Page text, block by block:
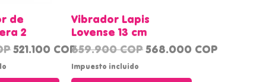
de
2
Precio de oferta
521.100 COP
Vista rápida
Vibrador Lapis
Lovense 13 cm
Precio
659.900 COPPrecio de oferta
568.000 COP
Impuesto incluido